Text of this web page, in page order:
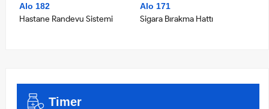
Alo 182
Hastane Randevu Sistemi
Alo 171
Sigara Bırakma Hattı
Timer